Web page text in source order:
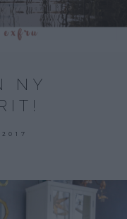
NY